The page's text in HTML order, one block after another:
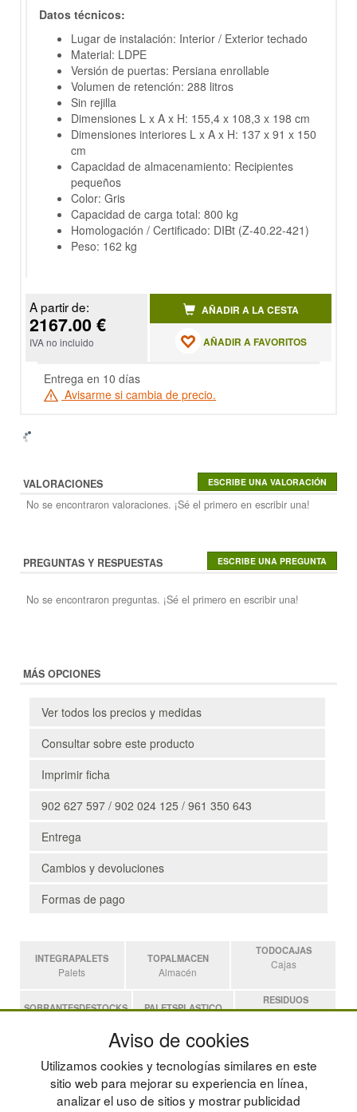
Datos técnicos:
Lugar de instalación: Interior / Exterior techado
Material: LDPE
Versión de puertas: Persiana enrollable
Volumen de retención: 288 litros
Sin rejilla
Dimensiones L x A x H: 155,4 x 108,3 x 198 cm
Dimensiones interiores L x A x H: 137 x 91 x 150
cm
Capacidad de almacenamiento: Recipientes
pequeños
Color: Gris
Capacidad de carga total: 800 kg
Homologación / Certificado: DIBt (Z-40.22-421)
Peso: 162 kg
A partir de:
2167.00 €
IVA no incluido
AÑADIR A LA CESTA
AÑADIR A FAVORITOS
Entrega en 10 días
Avisarme si cambia de precio.
VALORACIONES
No se encontraron valoraciones. ¡Sé el primero en escribir una!
PREGUNTAS Y RESPUESTAS
No se encontraron preguntas. ¡Sé el primero en escribir una!
MÁS OPCIONES
Ver todos los precios y medidas
Consultar sobre este producto
Imprimir ficha
902 627 597 / 902 024 125 / 961 350 643
Entrega
Cambios y devoluciones
Formas de pago
INTEGRAPALETS
Palets
TOPALMACEN
Almacén
TODOCAJAS
Cajas
SOBRANTESDESTOCKS PALETSPLASTICO
RESIDUOS
Residuos
Estanterias
Aviso de cookies
Utilizamos cookies y tecnologías similares en este
sitio web para mejorar su experiencia en línea,
analizar el uso de sitios y mostrar publicidad